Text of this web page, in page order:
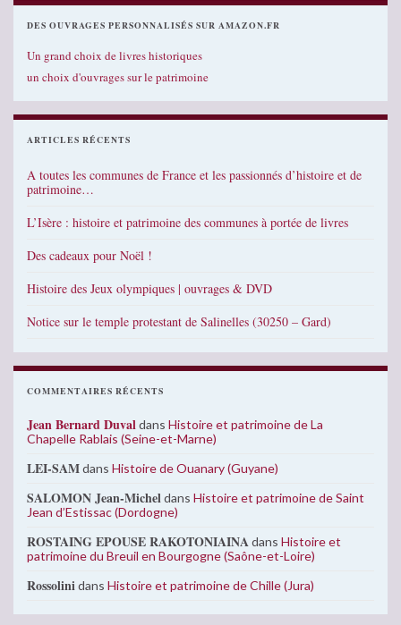
DES OUVRAGES PERSONNALISÉS SUR AMAZON.FR
Un grand choix de livres historiques
un choix d'ouvrages sur le patrimoine
ARTICLES RÉCENTS
A toutes les communes de France et les passionnés d’histoire et de
patrimoine…
L’Isère : histoire et patrimoine des communes à portée de livres
Des cadeaux pour Noël !
Histoire des Jeux olympiques | ouvrages & DVD
Notice sur le temple protestant de Salinelles (30250 – Gard)
COMMENTAIRES RÉCENTS
Jean Bernard Duvaldans Histoire et patrimoine de La
Chapelle Rablais (Seine-et-Marne)
LEI-SAMdans Histoire de Ouanary (Guyane)
SALOMON Jean-Micheldans Histoire et patrimoine de Saint
Jean d’Estissac (Dordogne)
ROSTAING EPOUSE RAKOTONIAINAdans Histoire et
patrimoine du Breuil en Bourgogne (Saône-et-Loire)
Rossolinidans Histoire et patrimoine de Chille (Jura)